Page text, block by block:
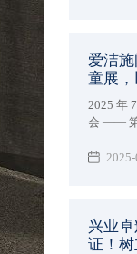
爱洁施
童展
来
2025 年
会 —— 第
旗下专注
兴业
证！树